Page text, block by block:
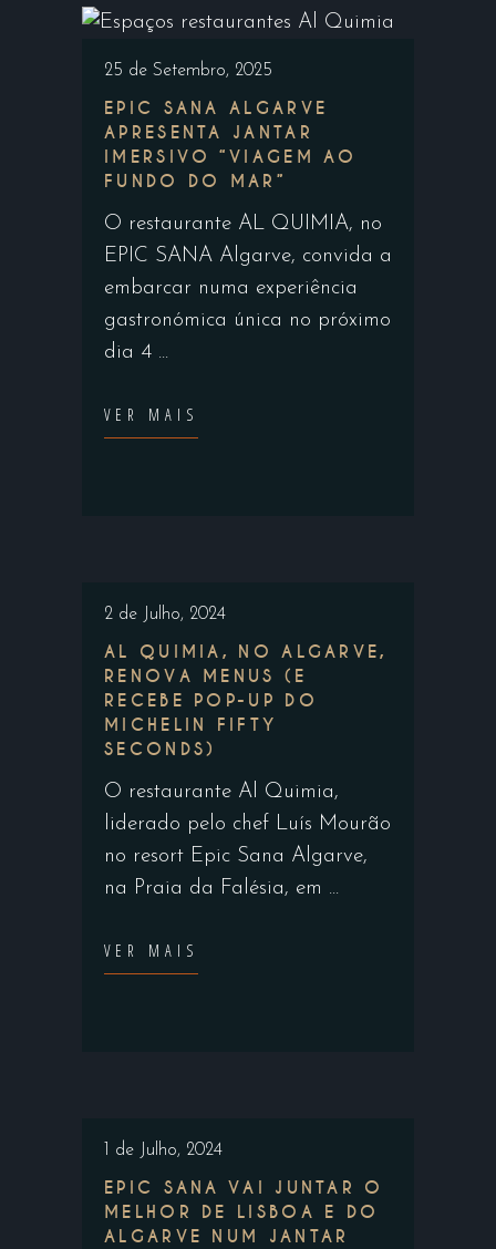
25 de Setembro, 2025
EPIC SANA ALGARVE
APRESENTA JANTAR
IMERSIVO “VIAGEM AO
FUNDO DO MAR”
O restaurante AL QUIMIA, no
EPIC SANA Algarve, convida a
embarcar numa experiência
gastronómica única no próximo
dia 4
VER MAIS
2 de Julho, 2024
AL QUIMIA, NO ALGARVE,
RENOVA MENUS (E
RECEBE POP-UP DO
MICHELIN FIFTY
SECONDS)
O restaurante Al Quimia,
liderado pelo chef Luís Mourão
no resort Epic Sana Algarve,
na Praia da Falésia, em
VER MAIS
1 de Julho, 2024
EPIC SANA VAI JUNTAR O
MELHOR DE LISBOA E DO
ALGARVE NUM JANTAR